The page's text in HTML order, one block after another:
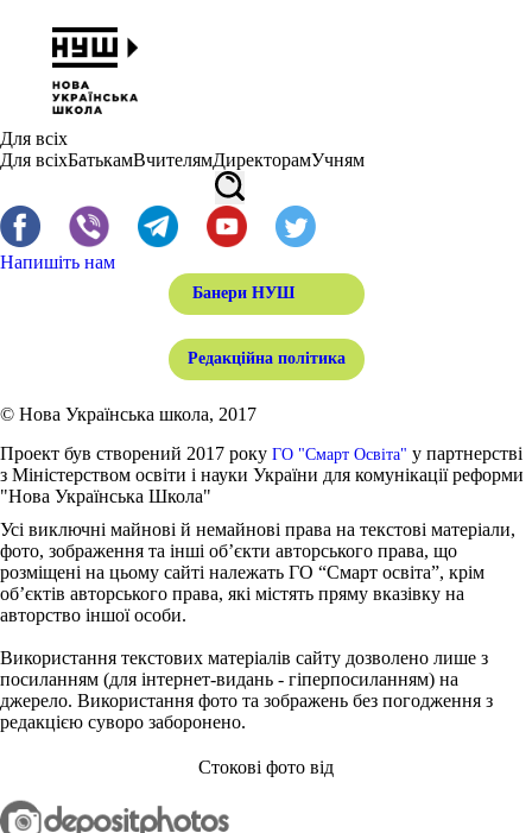
Для всіх
Для всіхБатькамВчителямДиректорамУчням
Напишіть нам
Банери НУШ
Редакційна політика
© Нова Українська школа, 2017
Проект був створений 2017 року ГО "Смарт Освіта" у партнерстві
з Міністерством освіти і науки України для комунікації реформи
"Нова Українська Школа"
Усі виключні майнові й немайнові права на текстові матеріали,
фото, зображення та інші об’єкти авторського права, що
розміщені на цьому сайті належать ГО “Смарт освіта”, крім
об’єктів авторського права, які містять пряму вказівку на
авторство іншої особи.
Використання текстових матеріалів сайту дозволено лише з
посиланням (для інтернет-видань - гіперпосиланням) на
джерело. Використання фото та зображень без погодження з
редакцією суворо заборонено.
Стокові фото від